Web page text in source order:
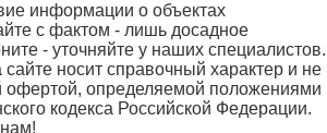
информации о объектах
с фактом - лишь досадное
- уточняйте у наших специалистов.
носит справочный характер и не
офертой, определяемой положениями
кодекса Российской Федерации.